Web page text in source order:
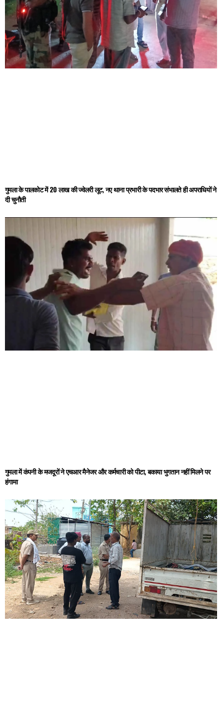
गुमला के पालकोट में 20 लाख की ज्वेलरी लूट, नए थाना प्रभारी के पदभार संभालते ही अपराधियों ने
दी चुनौती
गुमला में कंपनी के मजदूरों ने एचआर मैनेजर और कर्मचारी को पीटा, बकाया भुगतान नहीं मिलने पर
हंगामा